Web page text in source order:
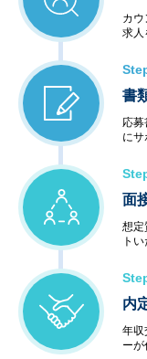
カ
求人
書
応
にサ
面
想定
ト
内
年収
ーが